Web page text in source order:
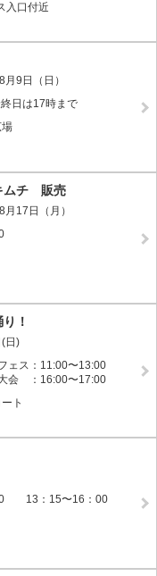
入口付近
9日（日）
日は17時まで
場
ムチ 販売
17日（月）
！
日)
ェス：11:00〜13:00
会 ：16:00〜17:00
ト
13：15〜16：00